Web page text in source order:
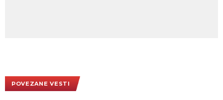
POVEZANE VESTI